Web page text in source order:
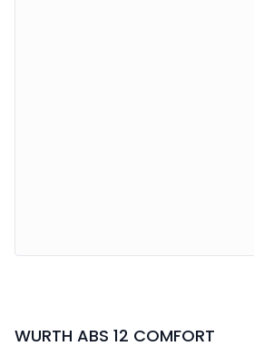
WURTH ABS 12 COMFORT